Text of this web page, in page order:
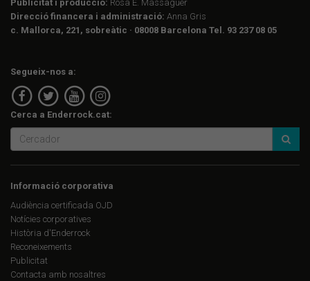
Publicitat i producció: Rosa E. Massaguer
Direcció financera i administració: Anna Gris
c. Mallorca, 221, sobreàtic · 08008 Barcelona Tel. 93 237 08 05
Segueix-nos a:
Cerca a Enderrock.cat:
Informació corporativa
Audiència certificada OJD
Notícies corporatives
Història d'Enderrock
Reconeixements
Publicitat
Contacta amb nosaltres